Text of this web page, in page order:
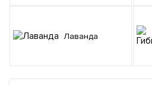
Лаванда